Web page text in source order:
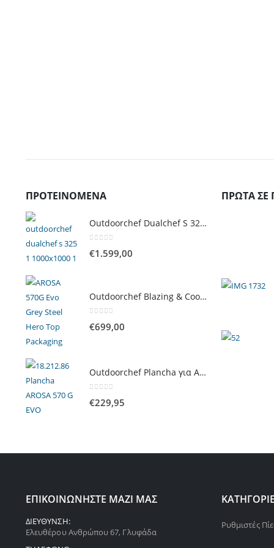
ΠΡΟΤΕΙΝΌΜΕΝΑ
Outdoorchef Dualchef S 325 G Ψησταριά Υγραερίου
€1.599,00
Outdoorchef Blazing & Cooking Zone Kit Plus για Ψησταριά Arosa Evo
€699,00
Outdoorchef Plancha για Arosa Evo
€229,95
ΠΡΏΤΑ ΣΕ
ΕΠΙΚΟΙΝΩΝΗΣΤΕ ΜΑΖΙ ΜΑΣ
ΔΙΕΥΘΥΝΣΗ:
Ελευθέρου Ανθρώπου 67, Γλυφάδα
Ρυθμιστές